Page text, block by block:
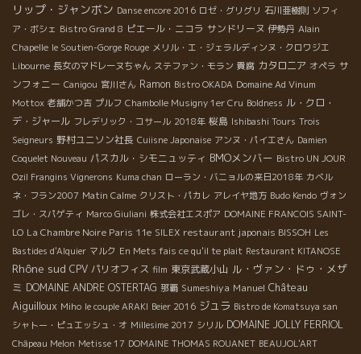
リップ・ジャンボン Danse encore 2016 ロゼ・グリグリ 石川亜樹則 ソフィ
ア・ボシェ Bistro Grand 8 ピエール・ニコラ サンドリーヌ 伊勢丹 Alain
Chapelle le Soutien-Gorge Rouge メリル・エ・ジェラルディンヌ・クロワジエ
Libourne 長女のマドレーヌちゃん ステファン・モラン 貴腐 カタロニア オペラ サ
ンフォニー Canigou 宮川さん Ramon Bistro OKADA Domaine Ad Vinum
Mottox 老舗かつ吉 プルフ Chambolle Musigny 1er Cru Boldness ル・クロ・
デ・ジャール フレデリック・コサール 2018年 桜島 Ishibashi Tours Trois
Seigneurs 野村ユニソン社長 Cuiisne Japonaise アンヌ・パイエさん Damien
Coquelet Nouveau パスカル・シモニュッティ BMOメンバー Bistro UN JOUR
Ozil Frangins Vignerons Kuma chan ローラン・バニョルの来日2018年 カベル
ネ・フラン2007 Matin Calme クリスト・パカレ アレイヤ地方 Budo Kendo ヴォン
ゴレ・スパゲティ Marco Giuliani 株式会社エスポア DOMAINE FRANCOIS SAINT-
LO La Chambre Noire Paris 11e SILEX restaurant japonais BISSOH Les
Bastides d'Alquier マルク En Mets fais ce qu'il te plait Restaurant KITANOSE
Rhône sud CPV パリオフィス film 東京武蔵小山 ル・ヴァン・ドゥ・メザ
ミ DOMAINE ANDRE OSTERTAG 那覇 Sumeshiya Manuel Château
Aiguilloux Miho le couple ARAKI Beier 2016 ジュラ Bistro de Komatsuya san
シャトー・ピュエッシュ・オ Millesime 2017 シリル DOMAINE JOLLY FERRIOL
Châpeau Melon Metisse 17 DOMAINE THOMAS ROUANET BEAUJOL'ART